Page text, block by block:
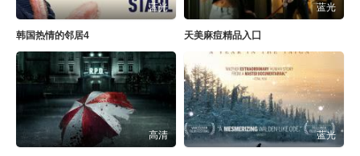
蓝光
韩国热情的邻居4
蓝光
天美麻痘精品入囗
高清 蓝光